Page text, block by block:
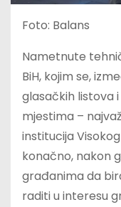
Foto: Balans
Nametnute
BiH, kojim se,
glasačkih listova
mjestima –
institucija
konačno, nakon
građanima da
raditi u interesu